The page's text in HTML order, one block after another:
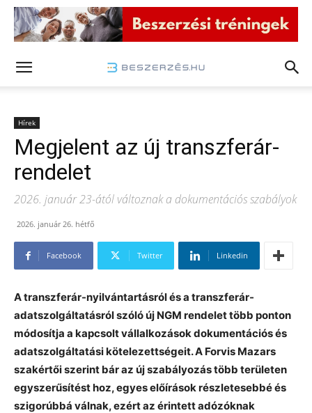
Hírek
Megjelent az új transzferár-
rendelet
2026. január 23-ától változnak a dokumentációs szabályok
2026. január 26. hétfő
Facebook Twitter Linkedin
A transzferár-nyilvántartásról és a transzferár-
adatszolgáltatásról szóló új NGM rendelet több ponton
módosítja a kapcsolt vállalkozások dokumentációs és
adatszolgáltatási kötelezettségeit. A Forvis Mazars
szakértői szerint bár az új szabályozás több területen
egyszerűsítést hoz, egyes előírások részletesebbé és
szigorúbbá válnak, ezért az érintett adózóknak